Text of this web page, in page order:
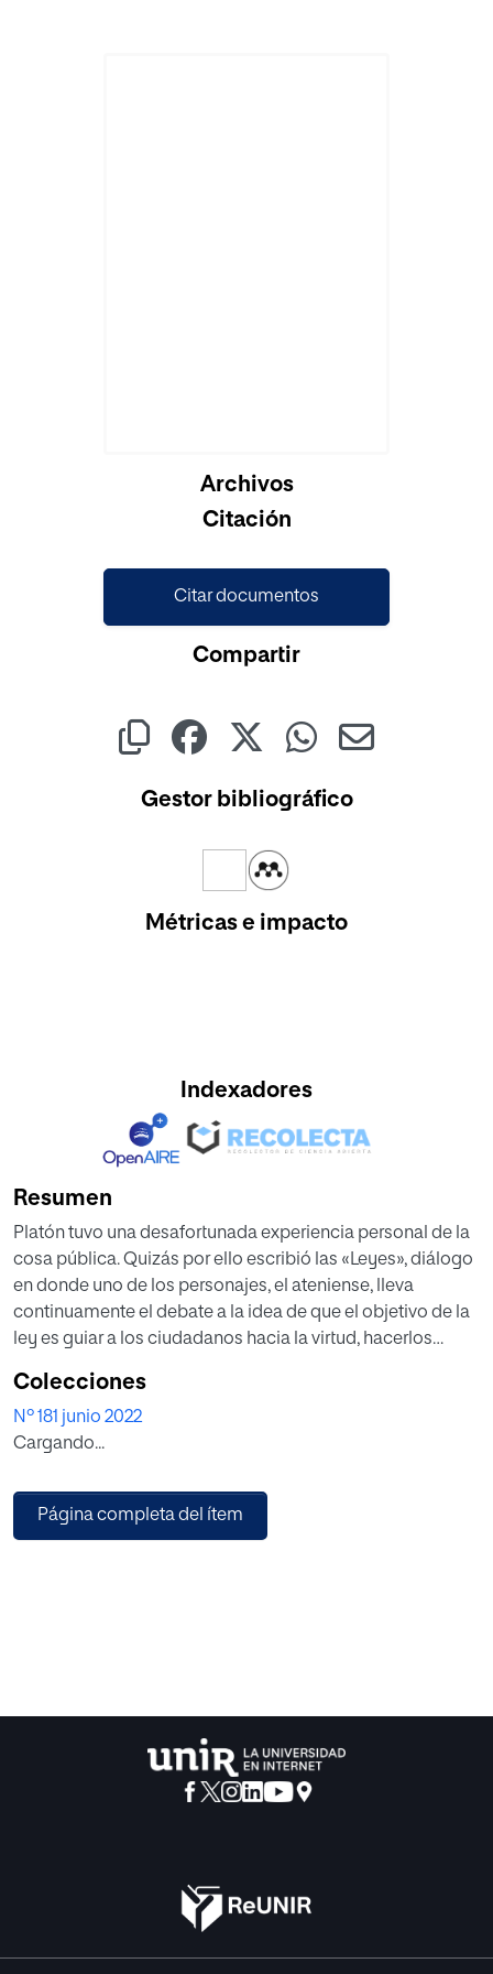
Archivos
Citación
Citar documentos
Compartir
Gestor bibliográfico
Métricas e impacto
Indexadores
Resumen
Platón tuvo una desafortunada experiencia personal de la
cosa pública. Quizás por ello escribió las «Leyes», diálogo
en donde uno de los personajes, el ateniense, lleva
continuamente el debate a la idea de que el objetivo de la
ley es guiar a los ciudadanos hacia la virtud, hacerlos
gobierno no puede darse por sentado y en que la razón es
la clave del avance: «No puede ser una casualidad que el
nombre de esta institución tan maravillosa, la ley (nomos),
Colecciones
Nº 181 junio 2022
Cargando...
Página completa del ítem